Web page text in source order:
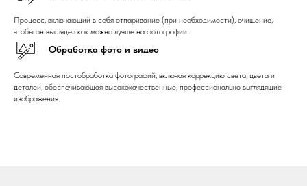
Процесс, включающий в себя отпаривание (при необходимости), очищение,
чтобы он выглядел как можно лучше на фотографии.
Обработка фото и видео
Современная постобработка фотографий, включая коррекцию света, цвета и
деталей, обеспечивающая высококачественные, профессионально выглядящие
изображения.